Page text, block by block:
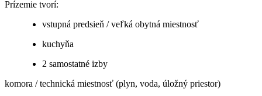
Prízemie tvorí:
vstupná predsieň / veľká obytná miestnosť
kuchyňa
2 samostatné izby
komora / technická miestnosť (plyn, voda, úložný priestor)